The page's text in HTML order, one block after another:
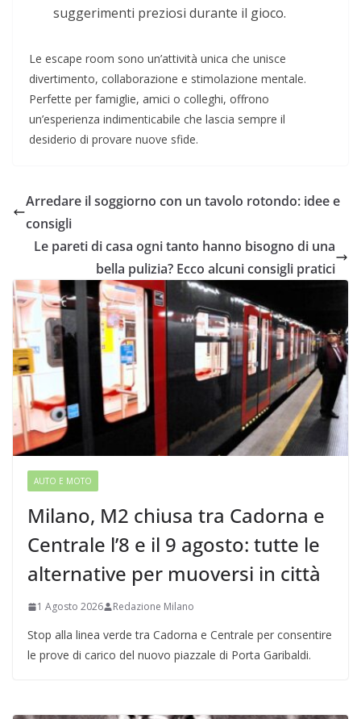
suggerimenti preziosi durante il gioco.
Le escape room sono un’attività unica che unisce
divertimento, collaborazione e stimolazione mentale.
Perfette per famiglie, amici o colleghi, offrono
un’esperienza indimenticabile che lascia sempre il
desiderio di provare nuove sfide.
Arredare il soggiorno con un tavolo rotondo: idee e
consigli
Le pareti di casa ogni tanto hanno bisogno di una
bella pulizia? Ecco alcuni consigli pratici
AUTO E MOTO
Milano, M2 chiusa tra Cadorna e
Centrale l’8 e il 9 agosto: tutte le
alternative per muoversi in città
1 Agosto 2026 Redazione Milano
Stop alla linea verde tra Cadorna e Centrale per consentire
le prove di carico del nuovo piazzale di Porta Garibaldi.